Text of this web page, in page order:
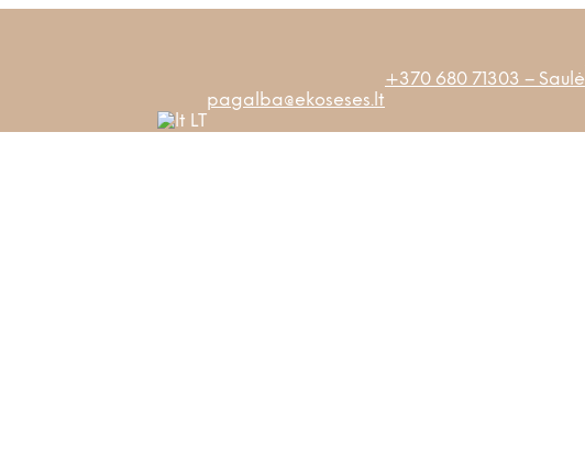
+370 680 71303 – Saulė
pagalba@ekoseses.lt
LT